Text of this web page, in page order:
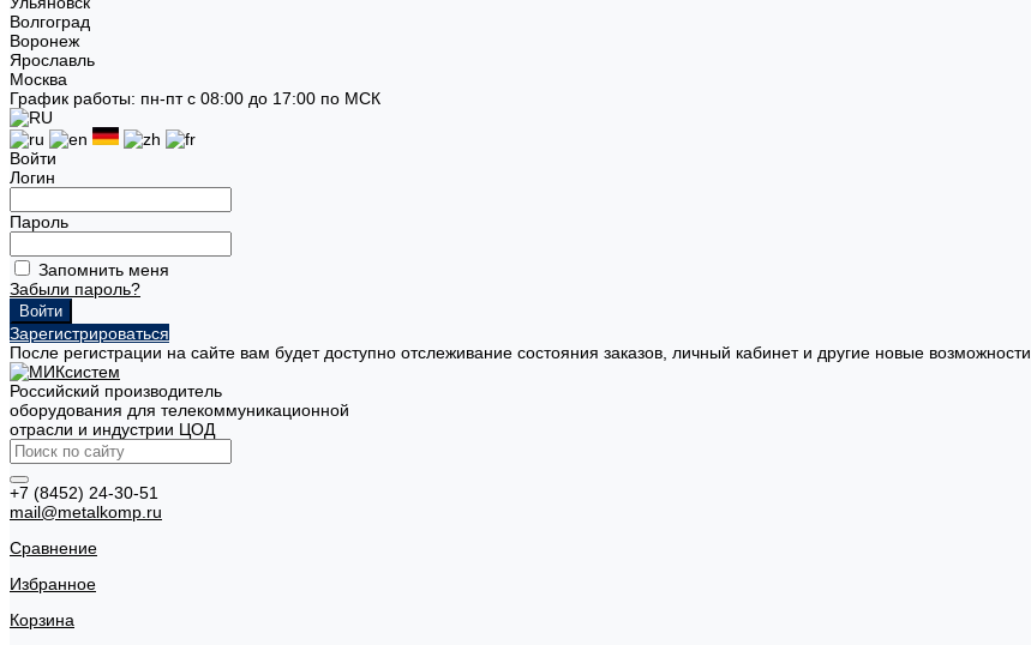
Волгоград
Воронеж
Ярославль
Москва
График работы: пн-пт с 08:00 до 17:00 по МСК
Войти
Логин
Пароль
Запомнить меня
Забыли пароль?
Зарегистрироваться
После регистрации на сайте вам будет доступно отслеживание состояния заказов, личный кабинет и другие новые возможности
Российский производитель
оборудования для телекоммуникационной
отрасли и индустрии ЦОД
+7 (8452) 24-30-51
mail@metalkomp.ru
Сравнение
Избранное
Корзина